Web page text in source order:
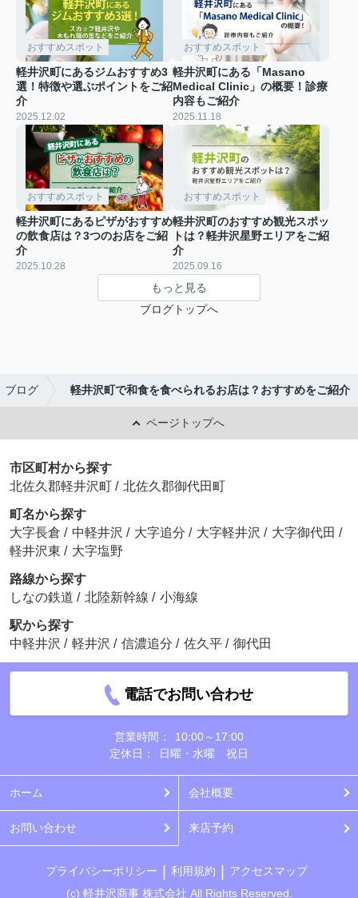
おすすめスポット
軽井沢町にあるジムおすすめ3
選！特徴や選ぶポイントをご紹
介
2025.12.02
おすすめスポット
軽井沢町にある「Masano
Medical Clinic」の概要！診療
内容もご紹介
2025.11.18
おすすめスポット
軽井沢町にあるピザがおすすめ
の飲食店は？3つのお店をご紹
介
2025.10.28
おすすめスポット
軽井沢町のおすすめ観光スポッ
トは？軽井沢星野エリアをご紹
介
2025.09.16
もっと見る
ブログトップへ
ブログ 軽井沢町で和食を食べられるお店は？おすすめをご紹介
ページトップへ
市区町村から探す
北佐久郡軽井沢町 / 北佐久郡御代田町
町名から探す
大字長倉 / 中軽井沢 / 大字追分 / 大字軽井沢 / 大字御代田 /
軽井沢東 / 大字塩野
路線から探す
しなの鉄道 / 北陸新幹線 / 小海線
駅から探す
中軽井沢 / 軽井沢 / 信濃追分 / 佐久平 / 御代田
電話でお問い合わせ
営業時間：
10:00～17:00
定休日：
日曜・水曜 祝日
ホーム 会社概要
お問い合わせ 来店予約
プライバシーポリシー 利用規約
アクセスマップ
(c) 軽井沢商事 株式会社 All Rights Reserved.